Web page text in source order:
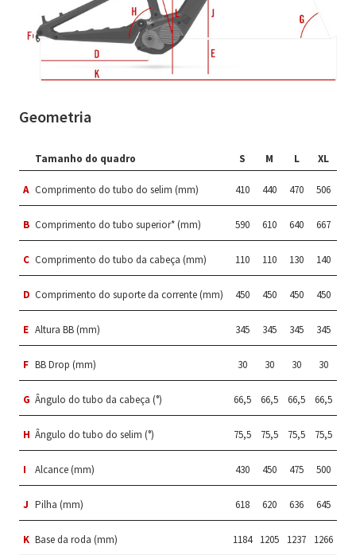
Geometria
Tamanho do quadro S M L XL
A Comprimento do tubo do selim (mm) 410 440 470 506
B Comprimento do tubo superior* (mm) 590 610 640 667
C Comprimento do tubo da cabeça (mm) 110 110 130 140
D Comprimento do suporte da corrente (mm) 450 450 450 450
E Altura BB (mm) 345 345 345 345
F BB Drop (mm) 30 30 30 30
G Ângulo do tubo da cabeça (°) 66,5 66,5 66,5 66,5
H Ângulo do tubo do selim (°) 75,5 75,5 75,5 75,5
I Alcance (mm) 430 450 475 500
J Pilha (mm) 618 620 636 645
K Base da roda (mm) 1184 1205 1237 1266